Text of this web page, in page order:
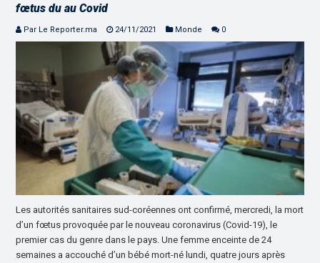
fœtus du au Covid
Par Le Reporter.ma 24/11/2021 Monde 0
Les autorités sanitaires sud-coréennes ont confirmé, mercredi, la mort
d’un fœtus provoquée par le nouveau coronavirus (Covid-19), le
premier cas du genre dans le pays. Une femme enceinte de 24
semaines a accouché d’un bébé mort-né lundi, quatre jours après